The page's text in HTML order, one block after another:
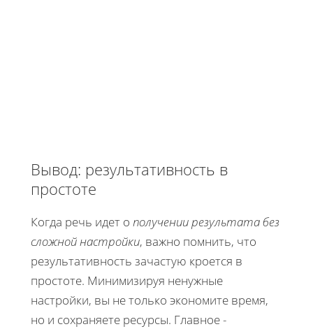
Вывод: результативность в
простоте
Когда речь идет о получении результата без
сложной настройки, важно помнить, что
результативность зачастую кроется в
простоте. Минимизируя ненужные
настройки, вы не только экономите время,
но и сохраняете ресурсы. Главное -